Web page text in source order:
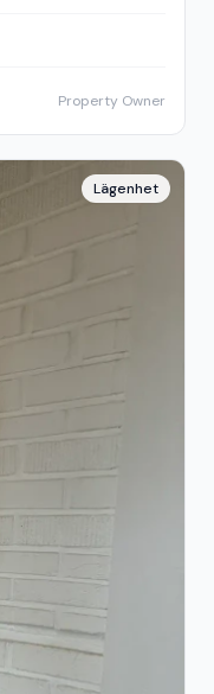
Property Owner
Lägenhet